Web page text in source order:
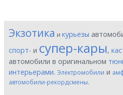
Экзотика и курьезы
спорт- и супер-кары,
автомобили в оригинальном
интерьерами. Электромобили и
автомобили-рекордсмены.